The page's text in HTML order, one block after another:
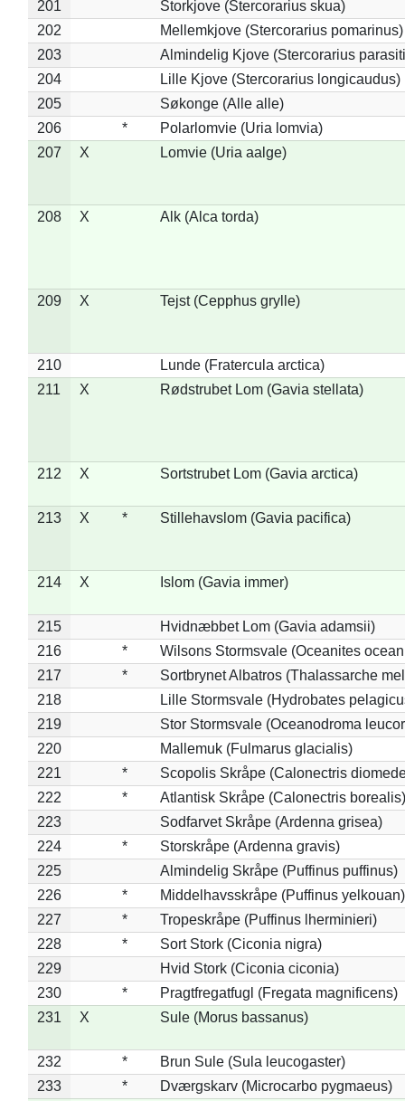
201
Storkjove (Stercorarius skua)
202
Mellemkjove (Stercorarius pomarinus)
203
Almindelig Kjove (Stercorarius
204
Lille Kjove (Stercorarius longicaudus)
205
Søkonge (Alle alle)
206
*
Polarlomvie (Uria lomvia)
207
X Lomvie (Uria aalge)
208 X Alk (Alca torda)
209 X Tejst (Cepphus grylle)
210
Lunde (Fratercula arctica)
211
X Rødstrubet Lom (Gavia stellata)
212 X Sortstrubet Lom (Gavia arctica)
213 X * Stillehavslom (Gavia pacifica)
214 X Islom (Gavia immer)
215
Hvidnæbbet Lom (Gavia adamsii)
216
*
Wilsons Stormsvale (Oceanites
217
*
Sortbrynet Albatros (Thalassarche
218
Lille Stormsvale (Hydrobates
219
Stor Stormsvale (Oceanodroma
220
Mallemuk (Fulmarus glacialis)
221
*
Scopolis Skråpe (Calonectris
222
*
Atlantisk Skråpe (Calonectris borealis)
223
Sodfarvet Skråpe (Ardenna grisea)
224
*
Storskråpe (Ardenna gravis)
225
Almindelig Skråpe (Puffinus puffinus)
226
*
Middelhavsskråpe (Puffinus yelkouan)
227
*
Tropeskråpe (Puffinus lherminieri)
228
*
Sort Stork (Ciconia nigra)
229
Hvid Stork (Ciconia ciconia)
230
*
Pragtfregatfugl (Fregata magnificens)
231
X Sule (Morus bassanus)
232 *
Brun Sule (Sula leucogaster)
233
*
Dværgskarv (Microcarbo pygmaeus)